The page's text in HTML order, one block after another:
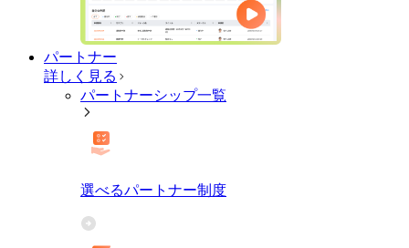
パートナー
詳しく見る
パートナーシップ一覧
選べるパートナー制度